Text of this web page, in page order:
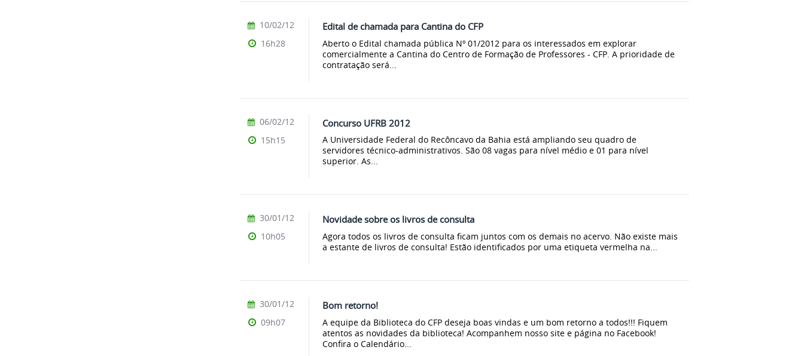
Edital de chamada para Cantina do CFP
Aberto o Edital chamada pública Nº 01/2012 para os interessados em explorar
comercialmente a Cantina do Centro de Formação de Professores - CFP. A prioridade de
contratação será...
10/02/12
16h28
Concurso UFRB 2012
A Universidade Federal do Recôncavo da Bahia está ampliando seu quadro de
servidores técnico-administrativos. São 08 vagas para nível médio e 01 para nível
superior. As...
06/02/12
15h15
Novidade sobre os livros de consulta
Agora todos os livros de consulta ficam juntos com os demais no acervo. Não existe mais
a estante de livros de consulta! Estão identificados por uma etiqueta vermelha na...
30/01/12
10h05
Bom retorno!
A equipe da Biblioteca do CFP deseja boas vindas e um bom retorno a todos!!! Fiquem
atentos as novidades da biblioteca! Acompanhem nosso site e página no Facebook!
Confira o Calendário...
30/01/12
09h07